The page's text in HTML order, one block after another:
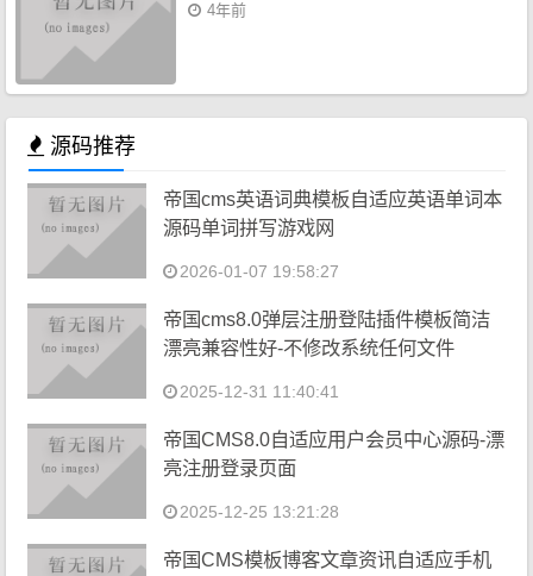
4年前
源码推荐
帝国cms英语词典模板自适应英语单词本
源码单词拼写游戏网
2026-01-07 19:58:27
帝国cms8.0弹层注册登陆插件模板简洁
漂亮兼容性好-不修改系统任何文件
2025-12-31 11:40:41
帝国CMS8.0自适应用户会员中心源码-漂
亮注册登录页面
2025-12-25 13:21:28
帝国CMS模板博客文章资讯自适应手机